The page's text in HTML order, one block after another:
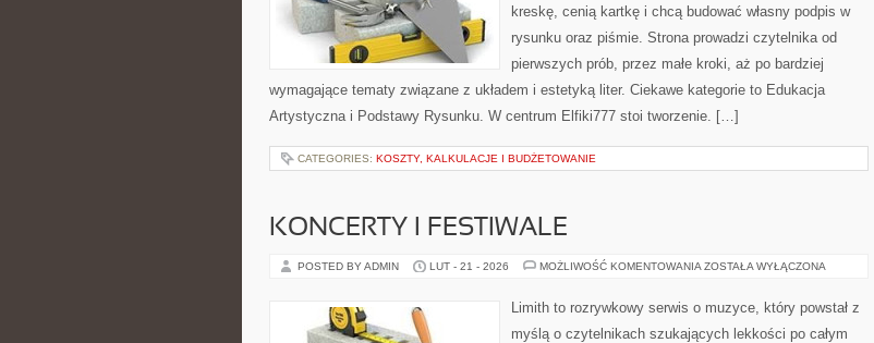
kreskę, cenią kartkę i chcą budować własny podpis w
rysunku oraz piśmie. Strona prowadzi czytelnika od
pierwszych prób, przez małe kroki, aż po bardziej
wymagające tematy związane z układem i estetyką liter. Ciekawe kategorie to Edukacja
Artystyczna i Podstawy Rysunku. W centrum Elfiki777 stoi tworzenie. […]
CATEGORIES: KOSZTY, KALKULACJE I BUDŻETOWANIE
KONCERTY I FESTIWALE
POSTED BY ADMIN LUT - 21 - 2026 MOŻLIWOŚĆ KOMENTOWANIA KONCERTY
ZOSTAŁA WYŁĄCZONA
Limith to rozrywkowy serwis o muzyce, który powstał z
myślą o czytelnikach szukających lekkości po całym